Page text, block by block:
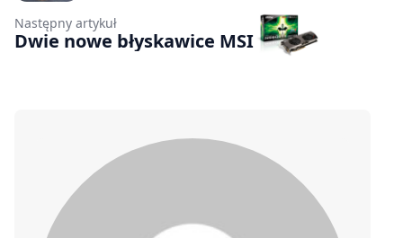
Następny artykuł
Dwie nowe błyskawice MSI